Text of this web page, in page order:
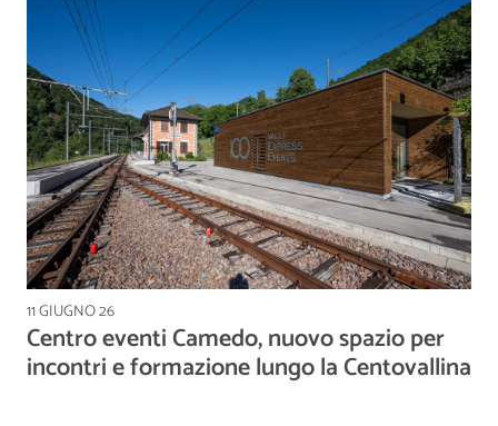
11 GIUGNO 26
Centro eventi Camedo, nuovo spazio per
incontri e formazione lungo la Centovallina